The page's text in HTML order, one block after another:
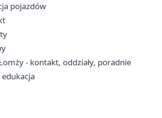
pojazdów
- kontakt, oddziały, poradnie